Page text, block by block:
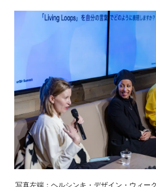
写真左端：ヘルシンキ・デザイン・ウィー